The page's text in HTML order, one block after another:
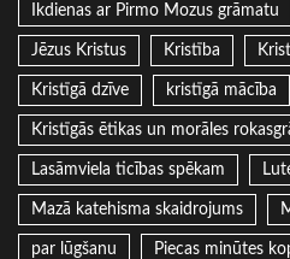
Ikdienas ar Pirmo Mozus grāmatu
Jēzus Kristus Kristība
Kristīgā dzīve kristīgā mācība
Kristīgās ētikas un morāles
Lasāmviela ticības spēkam
Mazā katehisma skaidrojums
par lūgšanu Piecas minūtes